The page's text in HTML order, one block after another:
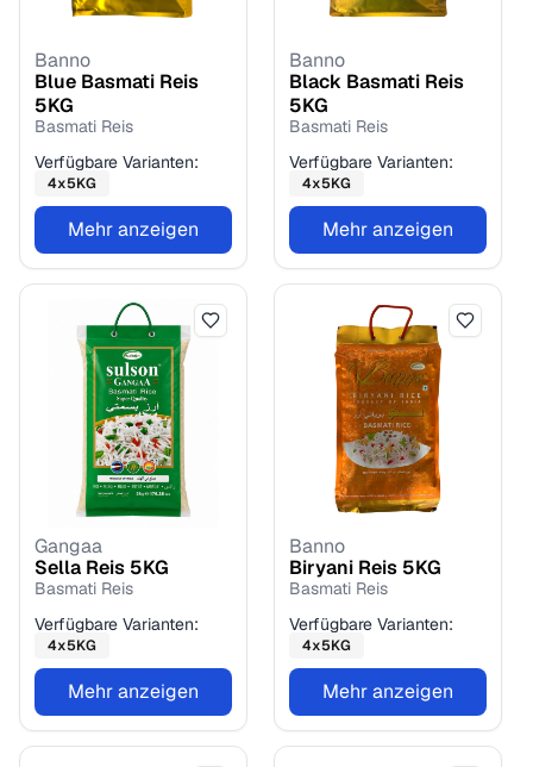
Banno
Blue Basmati Reis
5KG
Basmati Reis
Verfügbare Varianten:
4x5KG
Mehr anzeigen
Banno
Black Basmati Reis
5KG
Basmati Reis
Verfügbare Varianten:
4x5KG
Mehr anzeigen
Gangaa
Sella Reis 5KG
Basmati Reis
Verfügbare Varianten:
4x5KG
Mehr anzeigen
Banno
Biryani Reis 5KG
Basmati Reis
Verfügbare Varianten:
4x5KG
Mehr anzeigen